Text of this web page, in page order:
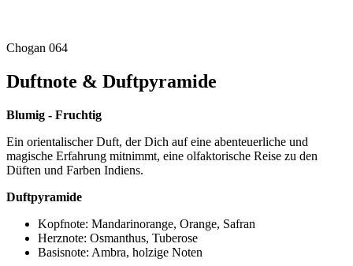
Chogan 064
Duftnote & Duftpyramide
Blumig - Fruchtig
Ein orientalischer Duft, der Dich auf eine abenteuerliche und
magische Erfahrung mitnimmt, eine olfaktorische Reise zu den
Düften und Farben Indiens.
Duftpyramide
Kopfnote: Mandarinorange, Orange, Safran
Herznote: Osmanthus, Tuberose
Basisnote: Ambra, holzige Noten